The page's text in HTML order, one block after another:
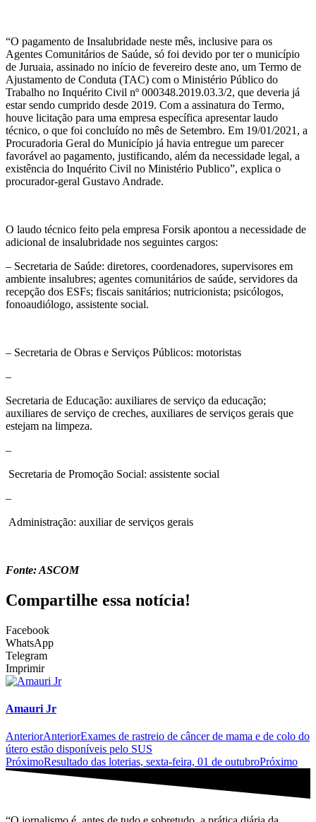
“O pagamento de Insalubridade neste mês, inclusive para os
Agentes Comunitários de Saúde, só foi devido por ter o município
de Juruaia, assinado no início de fevereiro deste ano, um Termo de
Ajustamento de Conduta (TAC) com o Ministério Público do
Trabalho no Inquérito Civil nº 000348.2019.03.3/2, que deveria já
estar sendo cumprido desde 2019. Com a assinatura do Termo,
houve licitação para uma empresa específica apresentar laudo
técnico, o que foi concluído no mês de Setembro. Em 19/01/2021, a
Procuradoria Geral do Município já havia entregue um parecer
favorável ao pagamento, justificando, além da necessidade legal, a
existência do Inquérito Civil no Ministério Publico”, explica o
procurador-geral Gustavo Andrade.
O laudo técnico feito pela empresa Forsik apontou a necessidade de
adicional de insalubridade nos seguintes cargos:
– Secretaria de Saúde: diretores, coordenadores, supervisores em
ambiente insalubres; agentes comunitários de saúde, servidores da
recepção dos ESFs; fiscais sanitários; nutricionista; psicólogos,
fonoaudiólogo, assistente social.
– Secretaria de Obras e Serviços Públicos: motoristas
–
Secretaria de Educação: auxiliares de serviço da educação;
auxiliares de serviço de creches, auxiliares de serviços gerais que
estejam na limpeza.
–
Secretaria de Promoção Social: assistente social
–
Administração: auxiliar de serviços gerais
Fonte: ASCOM
Compartilhe essa notícia!
Facebook
WhatsApp
Telegram
Imprimir
Amauri Jr
AnteriorAnteriorExames de rastreio de câncer de mama e de colo do
útero estão disponíveis pelo SUS
PróximoResultado das loterias, sexta-feira, 01 de outubroPróximo